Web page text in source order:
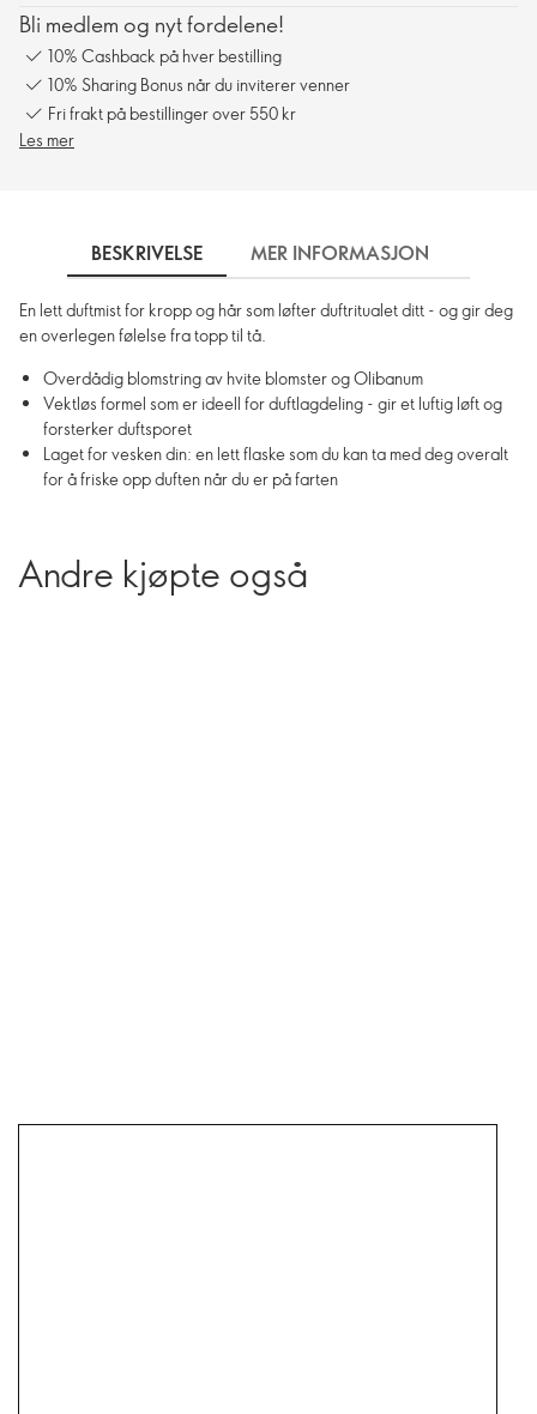
Bli medlem og nyt fordelene!
10% Cashback på hver bestilling
10% Sharing Bonus når du inviterer venner
Fri frakt på bestillinger over 550 kr
Les mer
BESKRIVELSE MER INFORMASJON
En lett duftmist for kropp og hår som løfter duftritualet ditt - og gir deg
en overlegen følelse fra topp til tå.
Overdådig blomstring av hvite blomster og Olibanum
Vektløs formel som er ideell for duftlagdeling - gir et luftig løft og
forsterker duftsporet
Laget for vesken din: en lett flaske som du kan ta med deg overalt
for å friske opp duften når du er på farten
Andre kjøpte også